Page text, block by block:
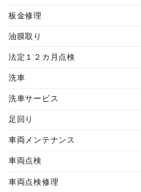
板金修理
油膜取り
法定１２カ月点検
洗車
洗車サービス
足回り
車両メンテナンス
車両点検
車両点検修理